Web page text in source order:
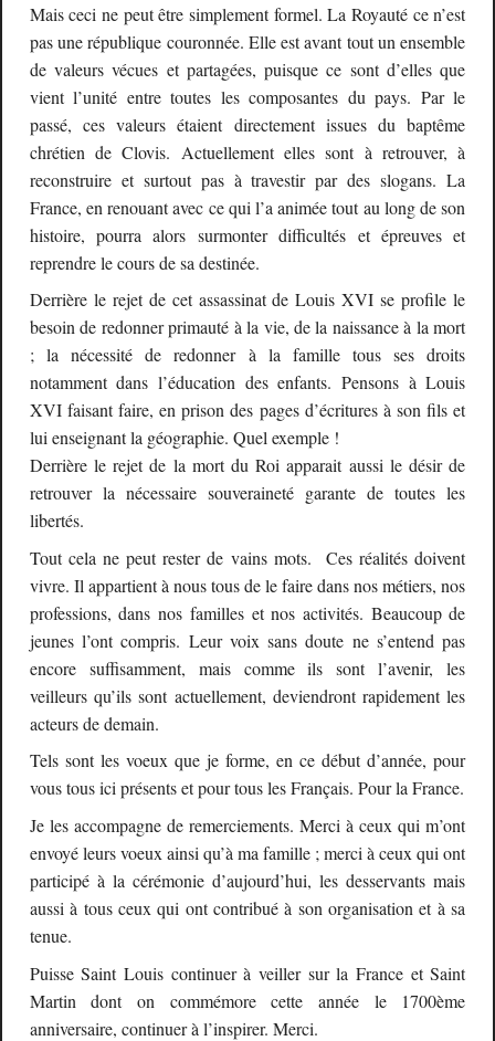
Mais ceci ne peut être simplement formel. La Royauté ce n’est
pas une république couronnée. Elle est avant tout un ensemble
de valeurs vécues et partagées, puisque ce sont d’elles que
vient l’unité entre toutes les composantes du pays. Par le
passé, ces valeurs étaient directement issues du baptême
chrétien de Clovis. Actuellement elles sont à retrouver, à
reconstruire et surtout pas à travestir par des slogans. La
France, en renouant avec ce qui l’a animée tout au long de son
histoire, pourra alors surmonter difficultés et épreuves et
reprendre le cours de sa destinée.
Derrière le rejet de cet assassinat de Louis XVI se profile le
besoin de redonner primauté à la vie, de la naissance à la mort
; la nécessité de redonner à la famille tous ses droits
notamment dans l’éducation des enfants. Pensons à Louis
XVI faisant faire, en prison des pages d’écritures à son fils et
lui enseignant la géographie. Quel exemple !
Derrière le rejet de la mort du Roi apparait aussi le désir de
retrouver la nécessaire souveraineté garante de toutes les
libertés.
Tout cela ne peut rester de vains mots. Ces réalités doivent
vivre. Il appartient à nous tous de le faire dans nos métiers, nos
professions, dans nos familles et nos activités. Beaucoup de
jeunes l’ont compris. Leur voix sans doute ne s’entend pas
encore suffisamment, mais comme ils sont l’avenir, les
veilleurs qu’ils sont actuellement, deviendront rapidement les
acteurs de demain.
Tels sont les voeux que je forme, en ce début d’année, pour
vous tous ici présents et pour tous les Français. Pour la France.
Je les accompagne de remerciements. Merci à ceux qui m’ont
envoyé leurs voeux ainsi qu’à ma famille ; merci à ceux qui ont
participé à la cérémonie d’aujourd’hui, les desservants mais
aussi à tous ceux qui ont contribué à son organisation et à sa
tenue.
Puisse Saint Louis continuer à veiller sur la France et Saint
Martin dont on commémore cette année le 1700ème
anniversaire, continuer à l’inspirer. Merci.